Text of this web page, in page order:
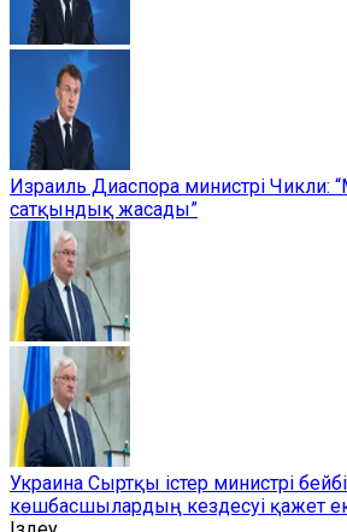
Израиль Диаспора министрі Чикли:
сатқындық жасады”
Украина Сыртқы істер министрі
көшбасшылардың кездесуі қажет